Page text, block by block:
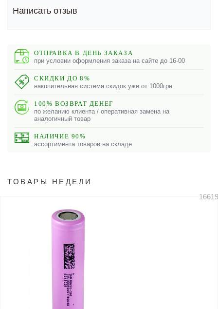
Написать отзыв
ОТПРАВКА В ДЕНЬ ЗАКАЗА
при условии оформления заказа на сайте до 16-00
СКИДКИ ДО 8%
накопительная система скидок уже от 1000грн
100% ВОЗВРАТ ДЕНЕГ
по желанию клиента / оперативная замена на
аналогичный товар
НАЛИЧИЕ 90%
ассортимента товаров на складе
ТОВАРЫ НЕДЕЛИ